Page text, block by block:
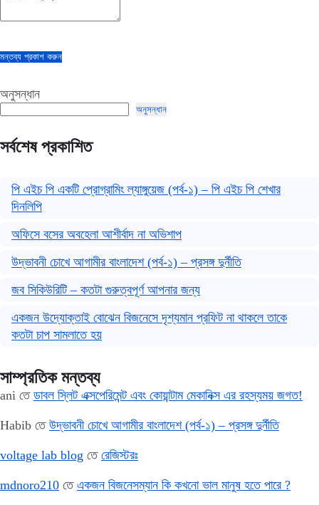
মন্তব্য প্রকাশ করুন
অনুসন্ধান
অনুসন্ধান
সর্বশেষ প্রকাশিত
পি এইচ পি একটি প্রোগ্রামিং ল্যাঙ্গুয়েজ (পর্ব-১) – পি এইচ পি শেখার
দিনলিপি
অফিসে বসের অবহেলা আশীর্বাদ না অভিশাপ
উদ্ভাবনী চোখে আগামীর বাংলাদেশ (পর্ব-১) – প্রসঙ্গ দুর্নীতি
জব সিকিউরিটি – কতটা গুরুত্বপূর্ণ আপনার জন্য
একজন উদ্যোক্তাই বোঝেন বিজনেসে দৃশ্যমান প্রফিট না থাকলে তাকে
কতটা চাপ সামলাতে হয়
সাম্প্রতিক মন্তব্য
ani তে ডাবল স্লিট এক্সপেরিমেন্ট এবং কোয়ান্টাম মেকানিক্স এর রহস্যময় জগত!
Habib তে উদ্ভাবনী চোখে আগামীর বাংলাদেশ (পর্ব-১) – প্রসঙ্গ দুর্নীতি
voltage lab blog তে রেজিস্টরঃ
mdnoro210 তে একজন বিজনেসম্যান কি কখনো ভাল মানুষ হতে পারে ?